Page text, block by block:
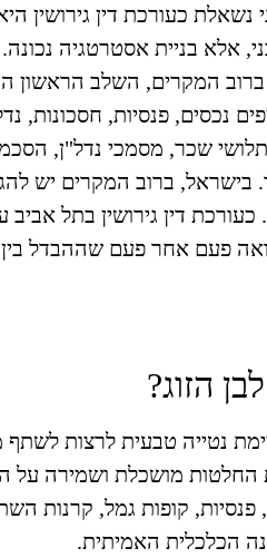
כעורכת דין גירושין
אלא בניית אסטרטגיה
ברוב המקרים, השלב הראשון
נכסים, פנסיות, חסכונות,
שכר, מסמכי נדל"ן,
בישראל, ברוב המקרים יש
רואה פעם אחר פעם שההבדל
הזוג?
נטייה טבעית לרצות לשתף
מושכלת ושמירה על
קופות גמל, קרנות
הכלכלית האמיתית.